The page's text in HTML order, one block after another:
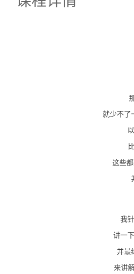
就少不了
这些
我
讲一
并最
来讲